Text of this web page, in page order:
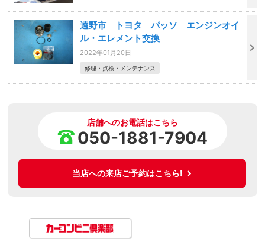
遠野市 トヨタ パッソ エンジンオイ
ル・エレメント交換
2022年01月20日
修理・点検・メンテナンス
店舗へのお電話はこちら
050-1881-7904
当店への来店ご予約はこちら!